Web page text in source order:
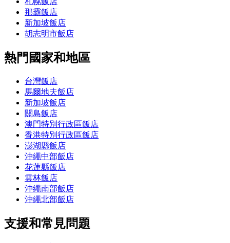
那霸飯店
新加坡飯店
胡志明市飯店
熱門國家和地區
台灣飯店
馬爾地夫飯店
新加坡飯店
關島飯店
澳門特別行政區飯店
香港特別行政區飯店
澎湖縣飯店
沖繩中部飯店
花蓮縣飯店
雲林飯店
沖繩南部飯店
沖繩北部飯店
支援和常見問題